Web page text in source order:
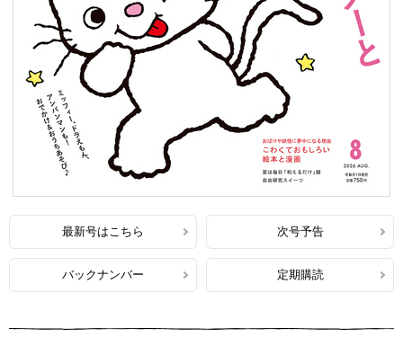
最新号はこちら 次号予告
バックナンバー 定期購読